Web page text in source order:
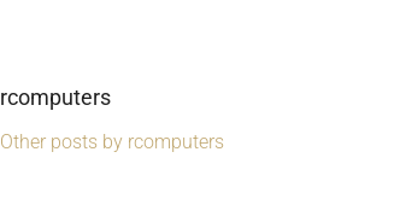
rcomputers
Other posts by rcomputers